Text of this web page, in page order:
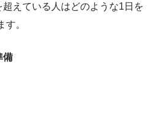
えている人はどのような1日を
。
備